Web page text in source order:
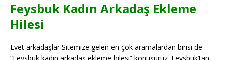
Feysbuk Kadın Arkadaş Ekleme
Hilesi
Evet arkadaşlar Sitemize gelen en çok aramalardan birisi de